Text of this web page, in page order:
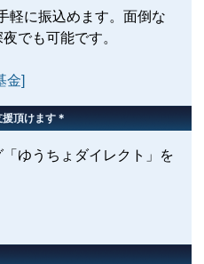
軽に振込めます。面倒な
でも可能です。
金]
頂けます＊
ゆうちょダイレクト」を